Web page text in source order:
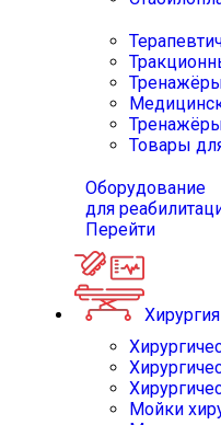
Товары
Оборудование
для
Перейти
Хирургия
Мойки